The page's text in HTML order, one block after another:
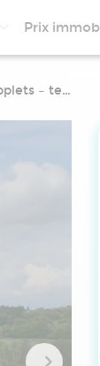
Prix
À vendre - saint-soupplets – terrain constructible 6 216 m² – hsp 12 m